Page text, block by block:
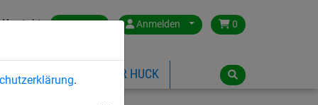
.
Kontakt Austria Anmelden 0
ÜBER HUCK